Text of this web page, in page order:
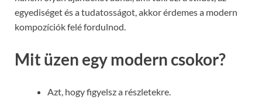
egyediséget és a tudatosságot, akkor érdemes a modern
kompozíciók felé fordulnod.
Mit üzen egy modern csokor?
Azt, hogy figyelsz a részletekre.